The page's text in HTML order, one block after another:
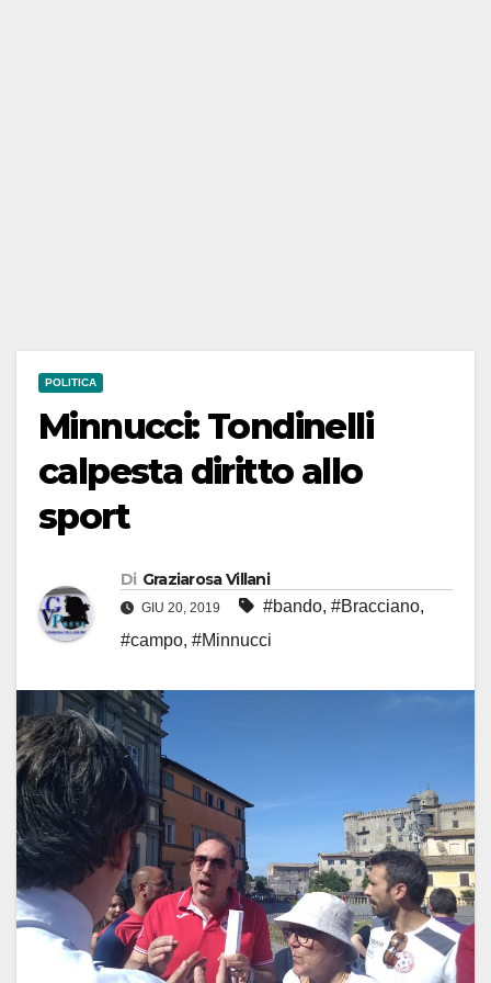
POLITICA
Minnucci: Tondinelli
calpesta diritto allo
sport
Di Graziarosa Villani
GIU 20, 2019 #bando, #Bracciano,
#campo, #Minnucci